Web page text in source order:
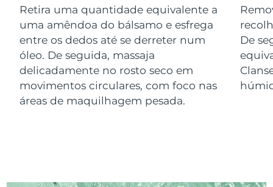
Retira uma quantidade equivalente a
uma amêndoa do bálsamo e esfrega
entre os dedos até se derreter num
óleo. De seguida, massaja
delicadamente no rosto seco em
movimentos circulares, com foco nas
áreas de maquilhagem pesada.
De